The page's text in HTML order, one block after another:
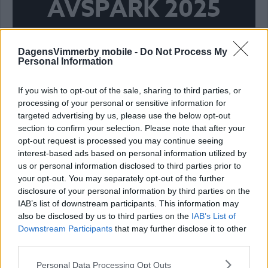
DagensVimmerby mobile - Do Not Process My
Personal Information
If you wish to opt-out of the sale, sharing to third parties, or
processing of your personal or sensitive information for
targeted advertising by us, please use the below opt-out
section to confirm your selection. Please note that after your
opt-out request is processed you may continue seeing
interest-based ads based on personal information utilized by
us or personal information disclosed to third parties prior to
your opt-out. You may separately opt-out of the further
disclosure of your personal information by third parties on the
IAB’s list of downstream participants. This information may
also be disclosed by us to third parties on the IAB’s List of
Downstream Participants that may further disclose it to other
Please note that this website/app uses one or more Google
Personal Data Processing Opt Outs
AVSPARK 2025
Storebro spänner bågen: ”Vi vill upp i
FOTBOLL 22 april 2025 11.43
Annons:
Uddamålsvinst för Storebro hemma
mot Gunnebo